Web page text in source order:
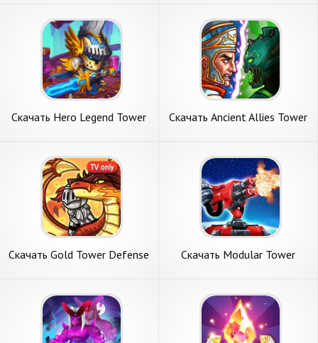
Андроид
Андроид
Скачать Hero Legend Tower
на Андроид
Скачать Ancient Allies Tower
Андроид
Скачать Gold Tower Defense
Скачать Modular Tower